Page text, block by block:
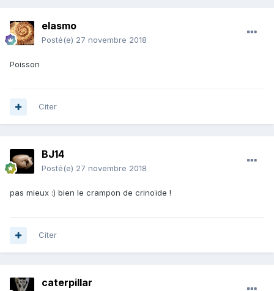
elasmo
Posté(e) 27 novembre 2018
Poisson
Citer
BJ14
Posté(e) 27 novembre 2018
pas mieux :) bien le crampon de crinoïde !
Citer
caterpillar